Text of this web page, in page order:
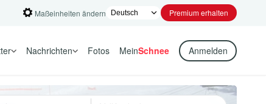
Maßeinheiten ändern Premium erhalten
Nachrichten Fotos MeinSchnee Anmelden